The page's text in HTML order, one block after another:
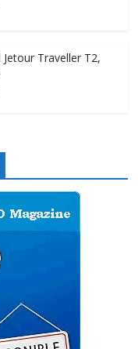
Traveller T2,